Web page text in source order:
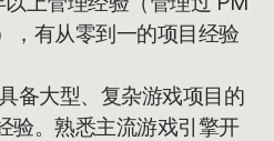
，有从零到一的项目经验
备大型、复杂游戏项目的
验。熟悉主流游戏引擎开